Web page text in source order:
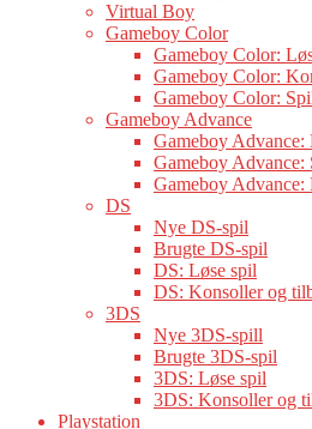
Virtual Boy
Gameboy Color
Gameboy Color:
Gameboy Color:
Gameboy Color:
Gameboy Advance
Gameboy Advance:
Gameboy
Gameboy
DS
Nye DS-spil
Brugte DS-spil
DS: Løse spil
DS: Konsoller og
3DS
Nye 3DS-spill
Brugte 3DS-spil
3DS: Løse spil
3DS: Konsoller og
Playstation